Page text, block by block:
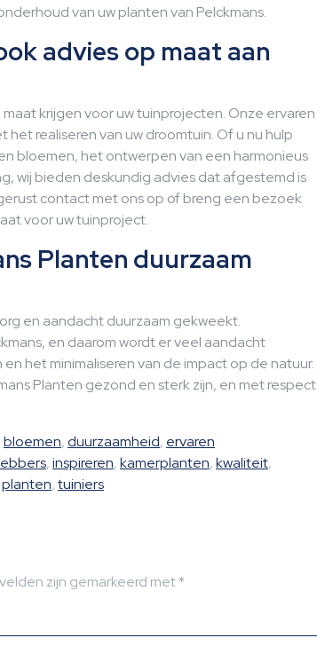
van uw planten van Pelckmans.
advies op maat aan
krijgen voor uw tuinprojecten. Onze ervaren
realiseren van uw droomtuin. Of u nu hulp
bloemen, het ontwerpen van een harmonieus
wij bieden deskundig advies dat afgestemd is
contact met ons op of breng een bezoek
voor uw tuinproject.
Planten duurzaam
en aandacht duurzaam gekweekt.
en daarom wordt er veel aandacht
het minimaliseren van de impact op de natuur.
Planten gezond en sterk zijn, en met respect
bloemen,duurzaamheid, ervaren
,inspireren,kamerplanten,kwaliteit,
planten,tuiniers
zijn gemarkeerd met*